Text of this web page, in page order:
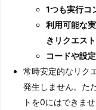
1つも実行コ
利用可能な
きリクエス
コードや設
常時安定的なリク
発生しません。た
トを0にはできま